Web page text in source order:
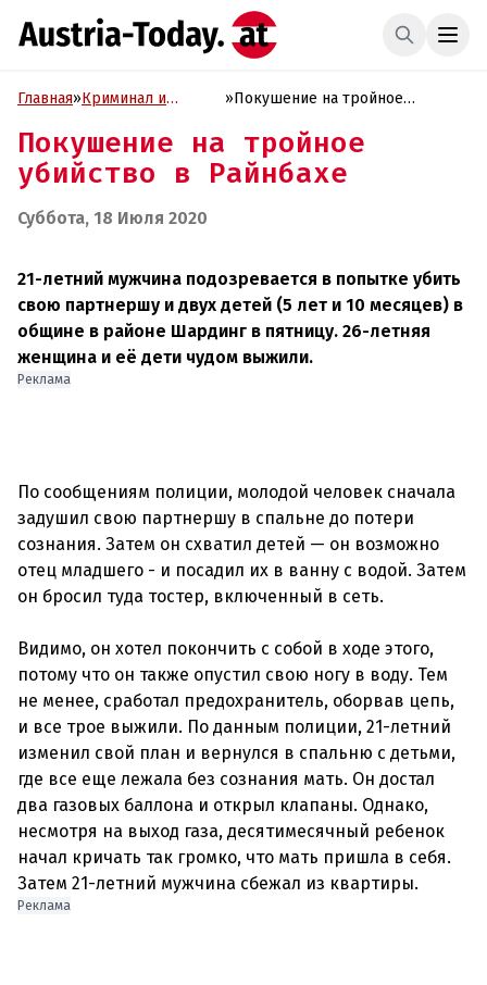
Главная»Криминал и
»Покушение на тройное
Покушение на тройное
убийство в Райнбахе
Суббота, 18 Июля 2020
21-летний мужчина подозревается в попытке убить
свою партнершу и двух детей (5 лет и 10 месяцев) в
общине в районе Шардинг в пятницу. 26-летняя
женщина и её дети чудом выжили.
Реклама
По сообщениям полиции, молодой человек сначала
задушил свою партнершу в спальне до потери
сознания. Затем он схватил детей — он возможно
отец младшего - и посадил их в ванну с водой. Затем
он бросил туда тостер, включенный в сеть.
Видимо, он хотел покончить с собой в ходе этого,
потому что он также опустил свою ногу в воду. Тем
не менее, сработал предохранитель, оборвав цепь,
и все трое выжили. По данным полиции, 21-летний
изменил свой план и вернулся в спальню с детьми,
где все еще лежала без сознания мать. Он достал
два газовых баллона и открыл клапаны. Однако,
несмотря на выход газа, десятимесячный ребенок
начал кричать так громко, что мать пришла в себя.
Реклама